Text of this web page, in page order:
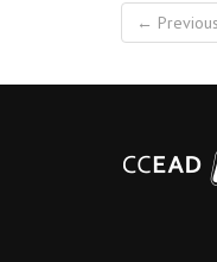
← Previous